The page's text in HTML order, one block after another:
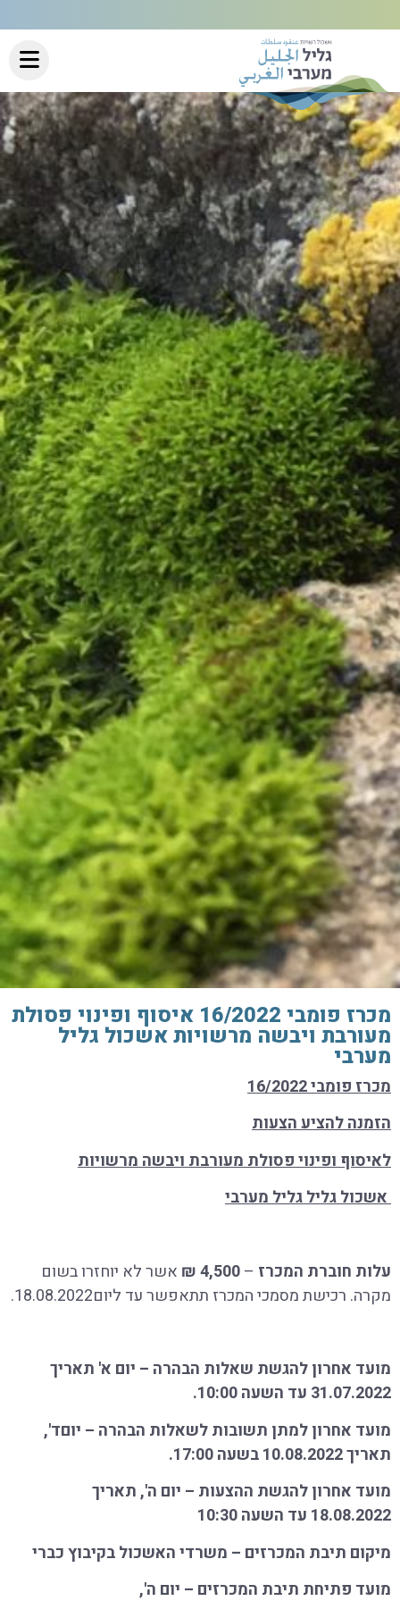
מכרז פומבי 16/2022 איסוף ופינוי פסולת
מעורבת ויבשה מרשויות אשכול גליל
מערבי
מכרז פומבי 16/2022
הזמנה להציע הצעות
לאיסוף ופינוי פסולת מעורבת ויבשה מרשויות
אשכול גליל גליל מערבי
עלות חוברת המכרז –
4,500 ₪
אשר לא יוחזרו בשום
מקרה. רכישת מסמכי המכרז תתאפשר עד ליום18.08.2022.
מועד אחרון להגשת שאלות הבהרה – יום א' תאריך
31.07.2022 עד השעה 10:00.
מועד אחרון למתן תשובות לשאלות הבהרה – יוםד',
תאריך 10.08.2022 בשעה 17:00.
מועד אחרון להגשת ההצעות – יום ה', תאריך
18.08.2022 עד השעה 10:30
מיקום תיבת המכרזים – משרדי האשכול בקיבוץ כברי
מועד פתיחת תיבת המכרזים – יום ה',